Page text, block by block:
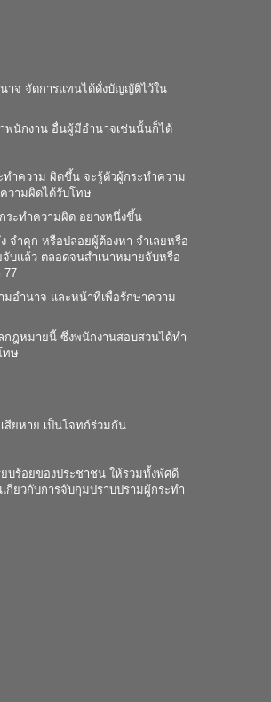
าจ จัดการแทนได้ดั่งบัญญัติไว้ใน
พนักงาน อื่นผู้มีอำนาจเช่นนั้นก็ได้
ำความ ผิดขึ้น จะรู้ตัวผู้กระทำความ
วามผิดได้รับโทษ
ระทำความผิด อย่างหนึ่งขึ้น
ำคุก หรือปล่อยผู้ต้องหา จำเลยหรือ
บแล้ว ตลอดจนสำเนาหมายจับหรือ
77
มอำนาจ และหน้าที่เพื่อรักษาความ
กฎหมายนี้ ซึ่งพนักงานสอบสวนได้ทำ
ทษ
สียหาย เป็นโจทก์ร่วมกัน
บร้อยของประชาชน ให้รวมทั้งพัศดี
กี่ยวกับการจับกุมปราบปรามผู้กระทำ